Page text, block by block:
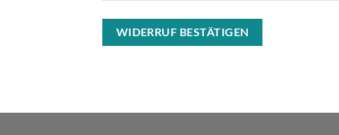
WIDERRUF BESTÄTIGEN